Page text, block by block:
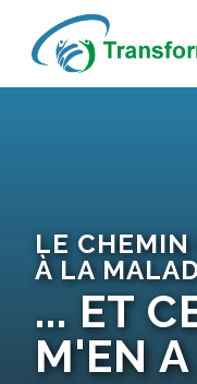
LE
À LA
... ET
M'EN